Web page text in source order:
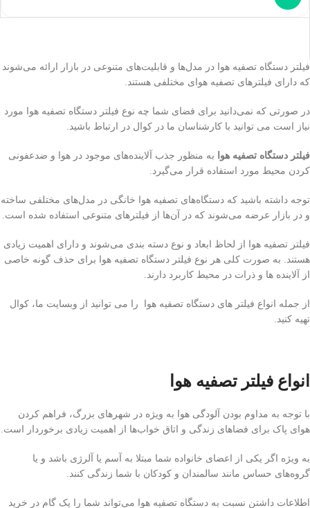
فیلتر دستگاه تصفیه هوا در مدل‌ها و قابلیت‌های متنوعی در بازار ارائه می‌شوند
که دارای فیلترهای تصفیه هوای مختلفی هستند.
در صورتی که نمی‌دانید برای فضای شما چه نوع فیلتر دستگاه تصفیه هوا مورد
نیاز است می توانید با کارشناسان ما در کوال در ارتباط باشید.
فیلتر دستگاه تصفیه هوا به منظور جذب آلاینده‌های موجود در هوا و ضدعفونی
کردن محیط مورد استفاده قرار می‌گیرد.
توجه داشته باشید که دستگاه‌های تصفیه هوا خانگی در مدل‌های مختلفی ساخته
و در بازار عرضه می‌شوند که در آن‌ها از فیلترهای متنوعی استفاده شده است.
فیلتر تصفیه هوا از لحاظ ابعاد و نوع دسته بندی می‌شوند و دارای اهمیت زیادی
هستند. به صورت کلی هر نوع فیلتر دستگاه تصفیه هوا برای حذف گونه خاصی
از آلاینده ها و ذرات در محیط کاربرد دارند.
از جمله انواع فیلتر های دستگاه تصفیه هوا را می توانید از وبسایت ما، کوال
تهیه کنید.
انواع فیلتر تصفیه هوا
با توجه به مداوم بودن آلودگی هوا به ویژه در شهرهای بزرگ، فراهم کردن
هوای پاک برای فضاهای زندگی و اتاق خواب‌ها از اهمیت زیادی برخوردار است.
به ویژه اگر یکی از اعضای خانواده شما مبتلا به آسم یا آلرژی باشد و یا
گروه‌های حساس مانند سالمندان و کودکان با شما زندگی کنند.
اطلاعات داشتن نسبت به دستگاه تصفیه هوا می‌تواند شما را یک گام در خرید